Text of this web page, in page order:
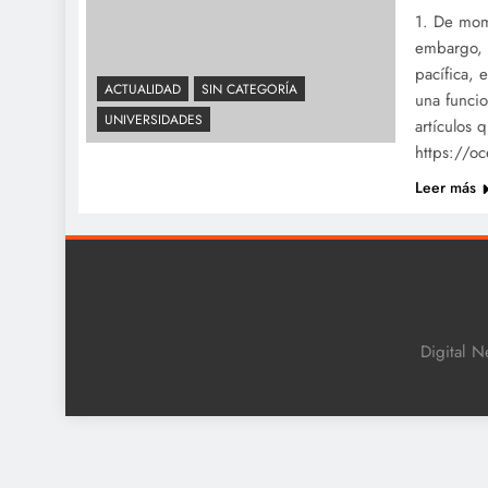
ACTUALIDAD
SIN CATEGORÍA
UNIVERSIDADES
1. De
embargo,
pacífica,
una
artículos
https://
Leer más
Digital